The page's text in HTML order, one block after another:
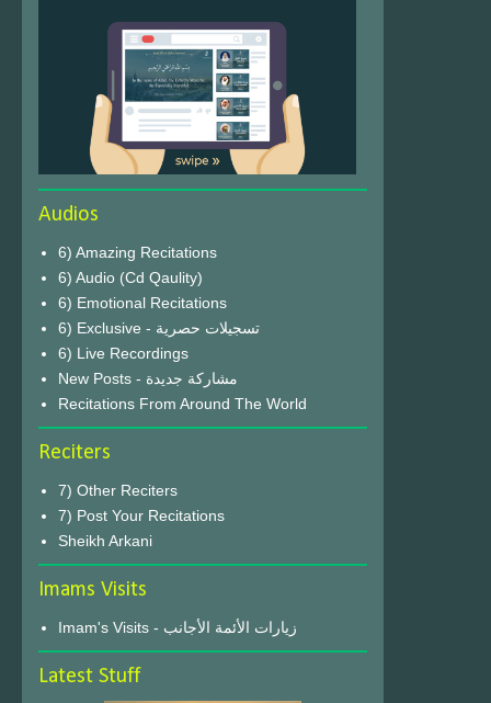
Audios
6) Amazing Recitations
6) Audio (Cd Qaulity)
6) Emotional Recitations
6) Exclusive - تسجيلات حصرية
6) Live Recordings
New Posts - مشاركة جديدة
Recitations From Around The World
Reciters
7) Other Reciters
7) Post Your Recitations
Sheikh Arkani
Imams Visits
Imam's Visits - زيارات الأئمة الأجانب
Latest Stuff